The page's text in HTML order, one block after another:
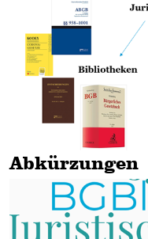
Abkürzungen